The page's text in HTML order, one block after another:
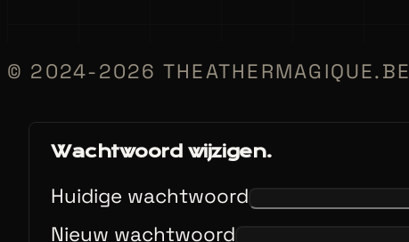
© 2024-2026 THEATHERMAGIQUE.BE
Wachtwoord wijzigen.
Huidige wachtwoord
Nieuw wachtwoord